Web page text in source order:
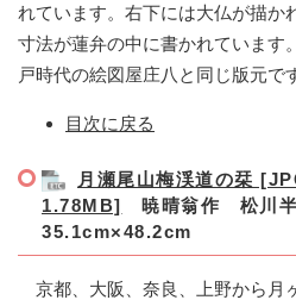
れています。右下には大仏が描か
寸法が蓮弁の中に書かれています
戸時代の絵図屋庄八と同じ版元で
目次に戻る
月瀬尾山梅渓道の栞
1.78MB]
暁晴翁作 松川
35.1cm×48.2cm
京都、大阪、奈良、上野から月